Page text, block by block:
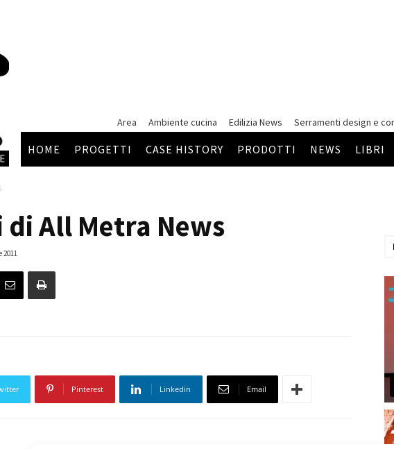
Area
Ambiente cucina Edilizia News Serramenti design e
HOME PROGETTI CASE HISTORY PRODOTTI NEWS LIBRI
di All Metra News
2011
Pinterest Linkedin Email